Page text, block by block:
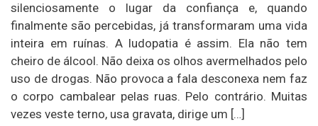
silenciosamente o lugar da confiança e, quando
finalmente são percebidas, já transformaram uma vida
inteira em ruínas. A ludopatia é assim. Ela não tem
cheiro de álcool. Não deixa os olhos avermelhados pelo
uso de drogas. Não provoca a fala desconexa nem faz
o corpo cambalear pelas ruas. Pelo contrário. Muitas
vezes veste terno, usa gravata, dirige um […]